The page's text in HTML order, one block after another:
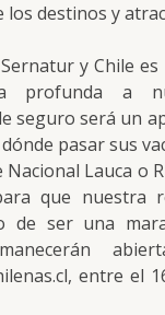
los destinos y
y Chile
profunda a
seguro será un
pasar sus
Lauca o
que nuestra
de ser una
entre el